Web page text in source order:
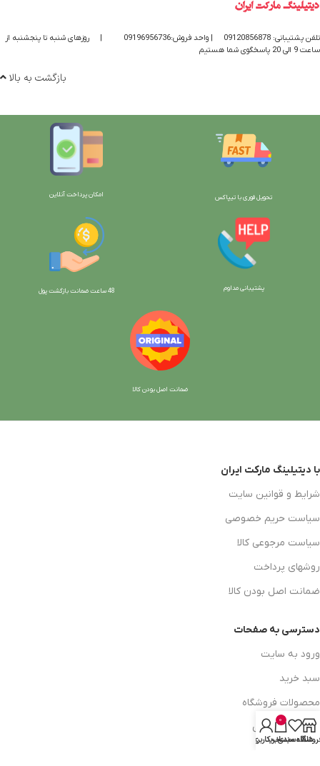
تلفن پشتیبانی: 09120856878 | واحد فروش:09196956736
روزهای شنبه تا پنجشنبه از
ساعت 9 الی 20 پاسخگوی شما هستیم
بازگشت به بالا
تحویل فوری با تیپاکس امکان پرداخت آنلاین
پشتیبانی مداوم 48 ساعت ضمانت بازگش ت پول
ضمانت اصل بودن کالا
با دیتیلینگ مارکت ایران
شرایط و قوانین سایت
سیاست حریم خصوصی
سیاست مرجوعی کالا
روشهای پرداخت
ضمانت اصل بودن کالا
دسترسی به صفحات
ورود به سایت
سبد خرید
محصولات فروشگاه
محصولات حراجی
علاقه مندی
0
سبد خرید
حساب کاربری من